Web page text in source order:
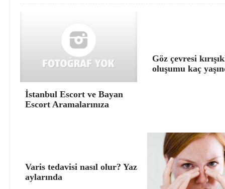
İstanbul Escort ve Bayan
Escort Aramalarınıza
Göz çevresi
oluşumu kaç
Varis tedavisi nasıl olur? Yaz
aylarında